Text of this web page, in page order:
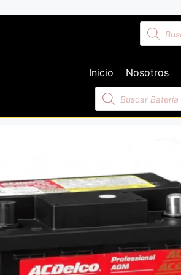
Inicio Nosotros